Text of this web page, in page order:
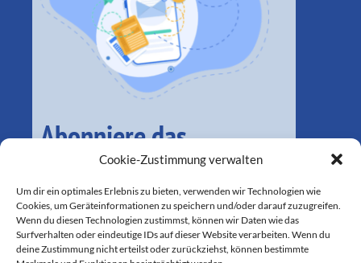
Cookie-Zustimmung verwalten
Um dir ein optimales Erlebnis zu bieten, verwenden wir Technologien wie
Cookies, um Geräteinformationen zu speichern und/oder darauf zuzugreifen.
Wenn du diesen Technologien zustimmst, können wir Daten wie das
Surfverhalten oder eindeutige IDs auf dieser Website verarbeiten. Wenn du
deine Zustimmung nicht erteilst oder zurückziehst, können bestimmte
Abonniere das
monatliche Magazin